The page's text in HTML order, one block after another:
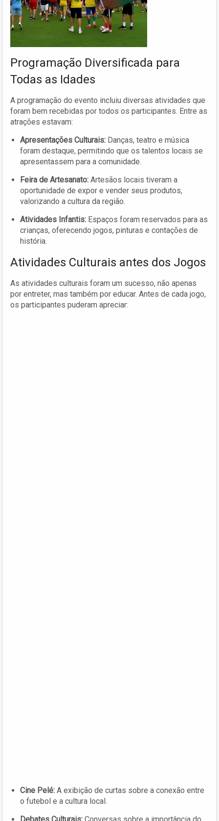
Programação Diversificada para
Todas as Idades
A programação do evento incluiu diversas atividades que
foram bem recebidas por todos os participantes. Entre as
atrações estavam:
Apresentações Culturais: Danças, teatro e música
foram destaque, permitindo que os talentos locais se
apresentassem para a comunidade.
Feira de Artesanato: Artesãos locais tiveram a
oportunidade de expor e vender seus produtos,
valorizando a cultura da região.
Atividades Infantis: Espaços foram reservados para as
crianças, oferecendo jogos, pinturas e contações de
história.
Atividades Culturais antes dos Jogos
As atividades culturais foram um sucesso, não apenas
por entreter, mas também por educar. Antes de cada jogo,
os participantes puderam apreciar:
Cine Pelé: A exibição de curtas sobre a conexão entre
o futebol e a cultura local.
Debates Culturais: Conversas sobre a importância do